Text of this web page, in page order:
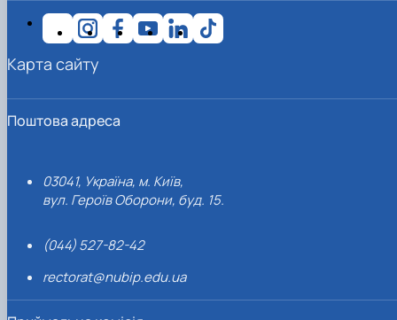
Поштова адреса
03041, Україна, м. Київ,
вул. Героїв Оборони, буд. 15.
(044) 527-82-42
rectorat@nubip.edu.ua
Карта сайту